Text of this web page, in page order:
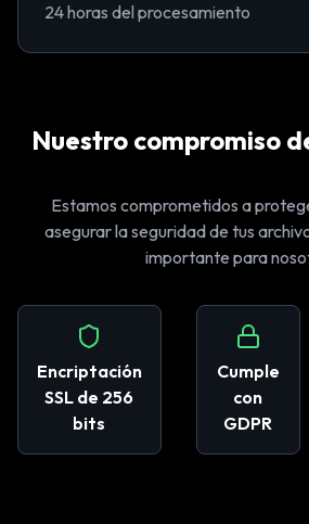
24 horas del procesamiento
Nuestro compromiso
Estamos comprometidos a
asegurar la seguridad de tus
importante para
Encriptación
SSL de 256
bits
Cumple
con
GDPR